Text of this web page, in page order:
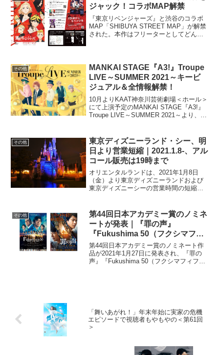
ジャック！コラボMAP解禁
『東京リベンジャーズ』と渋谷のコラボ
MAP「SHIBUYA STREET MAP」が解禁
された。本作はフリーターとしてどん底
良だった...
その他
MANKAI STAGE『A3!』Troupe
LIVE～SUMMER 2021～キービ
ジュアル＆全情報解禁！
10月よりKAAT神奈川芸術劇場＜ホール＞
にて上演予定のMANKAI STAGE『A3!』
Troupe LIVE～SUMMER 2021～より、全
を収録した夏組オリジナル...
その他
東京ディズニーランド・シー、明
日より営業短縮｜2021.1.8-、アル
コール販売は19時まで
オリエンタルランドは、2021年1月8日
（金）より東京ディズニーランドおよび
東京ディズニーシーの営業時間の短縮を
る。 また、飲食店への時短営業要請をパ
ークとしても受け...
その他
第44回日本アカデミー賞のノミネ
ートが発表｜『罪の声』
『Fukushima 50（フクシマフィ
フティ）』が最多の12ノミネート
第44回日本アカデミー賞のノミネート作
品が2021年1月27日に発表され、『罪の
声』『Fukushima 50（フクシマフィフテ
「舞いあがれ！」年末年始に実家の危機
エピソードで視聴者もやもやの＜第61回
＞